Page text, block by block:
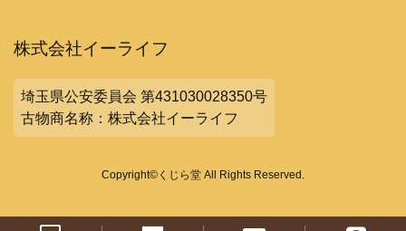
株式会社イーライフ
埼玉県公安委員会 第431030028350号
古物商名称：株式会社イーライフ
Copyright©くじら堂 All Rights Reserved.